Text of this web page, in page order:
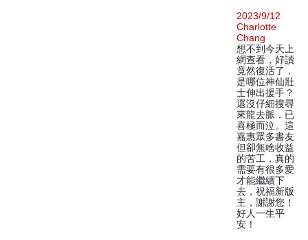
2023/9/12
Charlotte
Chang
想不到今天上
網查看，好讀
竟然復活了，
是哪位神仙壯
士伸出援手？
還沒仔細搜尋
來龍去脈，已
喜極而泣。這
嘉惠眾多書友
但卻無啥收益
的苦工，真的
需要有很多愛
才能繼續下
去，祝福新版
主，謝謝您！
好人一生平
安！